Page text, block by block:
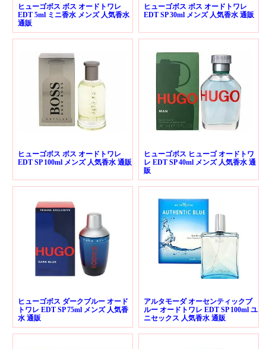
ヒューゴボス ボス オードトワレ
EDT 5ml ミニ香水 メンズ 人気香水
通販
ヒューゴボス ボス オードトワレ
EDT SP 30ml メンズ 人気香水 通販
ヒューゴボス ボス オードトワレ
EDT SP 100ml メンズ 人気香水 通販
ヒューゴボス ヒューゴ オードトワ
レ EDT SP 40ml メンズ 人気香水 通
販
ヒューゴボス ダークブルー オード
トワレ EDT SP 75ml メンズ 人気香
水 通販
アルタモーダ オーセンティックブ
ルー オードトワレ EDT SP 100ml ユ
ニセックス 人気香水 通販